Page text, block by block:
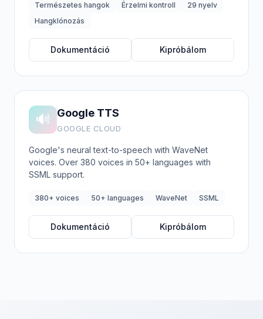
Természetes hangok Érzelmi kontroll
29 nyelv
Hangklónozás
Dokumentáció Kipróbálom
🔊 Google TTS
GOOGLE CLOUD
Google's neural text-to-speech with WaveNet
voices. Over 380 voices in 50+ languages with
SSML support.
380+ voices 50+ languages WaveNet SSML
Dokumentáció Kipróbálom